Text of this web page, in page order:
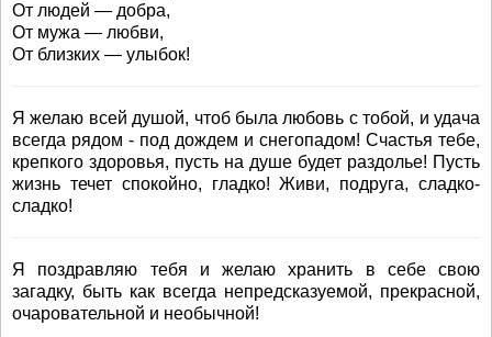
От людей — добра,
От мужа — любви,
От близких — улыбок!
Я желаю всей душой, чтоб была любовь с тобой, и удача
всегда рядом - под дождем и снегопадом! Счастья тебе,
крепкого здоровья, пусть на душе будет раздолье! Пусть
жизнь течет спокойно, гладко! Живи, подруга, сладко-
сладко!
Я поздравляю тебя и желаю хранить в себе свою
загадку, быть как всегда непредсказуемой, прекрасной,
очаровательной и необычной!